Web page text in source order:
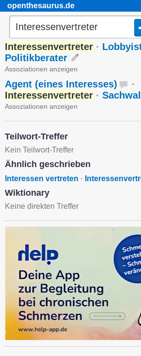
openthesaurus.de
Interessenvertreter ·
Politikberater
Assoziationen anzeigen
Agent (eines Interesses)
·
Interessenvertreter ·
Assoziationen anzeigen
Teilwort-Treffer
Kein Teilwort-Treffer
Ähnlich geschrieben
Interessen vertreten ·
Wiktionary
Keine direkten Treffer